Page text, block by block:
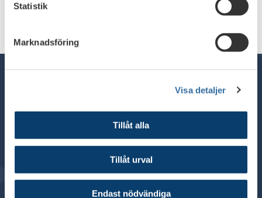
Statistik
Marknadsföring
Visa detaljer
Tillåt alla
Tillåt urval
Endast nödvändiga
General inquiries:+46 8 453 44 00
Address: Box 7603, 103 94 Stockholm
Visiting address: Blasieholmsgatan 4B
© 2024 Finance Sweden